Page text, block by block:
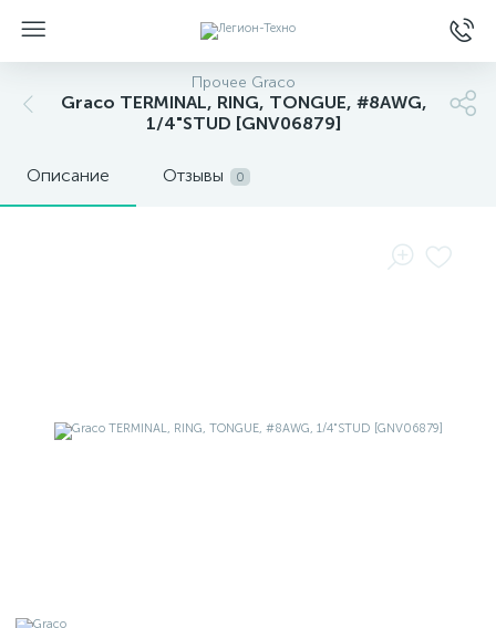
Прочее Graco
Graco TERMINAL, RING, TONGUE, #8AWG,
1/4"STUD [GNV06879]
Описание Отзывы 0